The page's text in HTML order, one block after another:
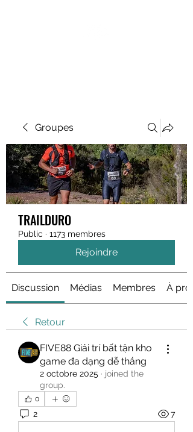
Groupes
TRAILDURO
Public · 1173 membres
Rejoindre
Discussion Médias Membres À
Retour
FIVE88 Giải trí bất tận kho
game đa dạng dễ thắng
2 octobre 2025 · joined the
group.
0
2 7